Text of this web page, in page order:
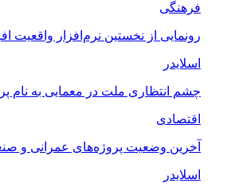
فرهنگی
رونمایی از نخستین نرم‌افزار واقعیت
اسلایدر
چشم انتظاری ملت در معمایی به نام پروژه ۷۱۵ واحدی مسکن ملی
اقتصادی
آخرین وضعیت پروژه‌های عمرانی و
اسلایدر